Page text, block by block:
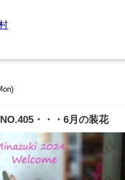
・・・6月の装花